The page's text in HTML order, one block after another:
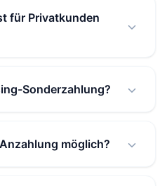
für Privatkunden
Sonderzahlung?
möglich?